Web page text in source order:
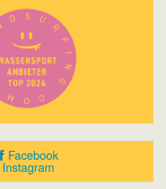
Facebook
Instagram